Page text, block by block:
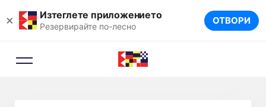
× Изтеглете приложението
Резервирайте по-лесно ОТВОРИ